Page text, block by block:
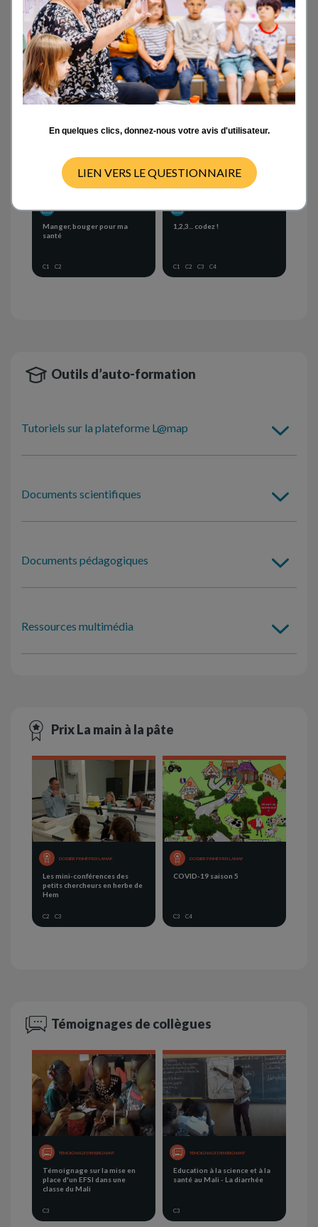
Activités en classe
- TOUT - CYCLE 1 CYCLE 2 CYCLE 3 CYCLE 4
Manger, bouger pour ma
santé
C1 C2
1,2,3... codez !
C1 C2 C3 C4
Outils d’auto-formation
Tutoriels sur la plateforme L@map
Documents scientifiques
Documents pédagogiques
Ressources multimédia
Prix La main à la pâte
DOSSIER PRIMÉ PRIX LAMAP
Les mini-conférences des
petits chercheurs en herbe de
Hem
C2 C3
DOSSIER PRIMÉ PRIX LAMAP
COVID-19 saison 5
C3 C4
Témoignages de collègues
TÉMOIGNAGE D'ENSEIGNANT
Témoignage sur la mise en
place d'un EFSI dans une
classe du Mali
C3
TÉMOIGNAGE D'ENSEIGNANT
Education à la science et à la
santé au Mali - La diarrhée
C3
En quelques clics, donnez-nous votre avis d'utilisateur.
LIEN VERS LE QUESTIONNAIRE